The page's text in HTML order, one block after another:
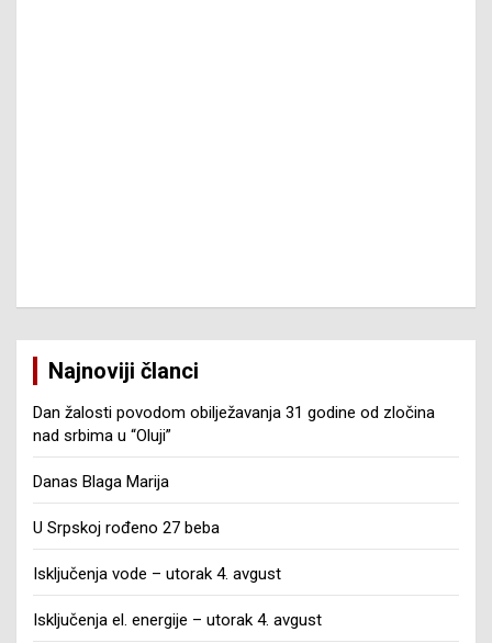
Najnoviji članci
Dan žalosti povodom obilježavanja 31 godine od zločina
nad srbima u “Oluji”
Danas Blaga Marija
U Srpskoj rođeno 27 beba
Isključenja vode – utorak 4. avgust
Isključenja el. energije – utorak 4. avgust